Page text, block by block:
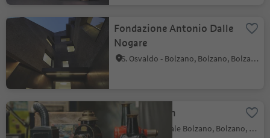
Fondazione Antonio Dalle
Nogare
S. Osvaldo - Bolzano, Bolzano, Bolzano e dintorni
Ciné Museum
Zona Industriale Bolzano, Bolzano, Bolzano e dintorni